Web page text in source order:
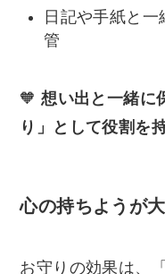
日記や手紙と
管
🧡想い出と一緒に
り」として役割を
心の持ちようが
お守りの効果は、